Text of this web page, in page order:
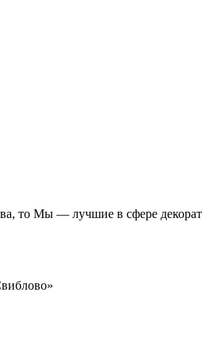
то Мы — лучшие в сфере